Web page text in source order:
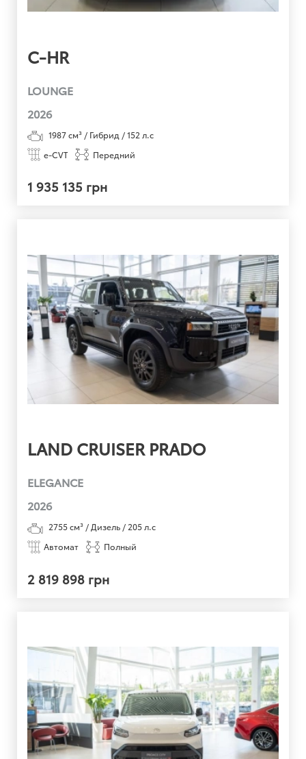
C-HR
LOUNGE
2026
1987см³ / Гибрид /152 л.с
e-CVT
Передний
1 935 135 грн
LAND CRUISER PRADO
ELEGANCE
2026
2755см³ / Дизель / 205 л.с
Автомат
Полный
2 819 898 грн